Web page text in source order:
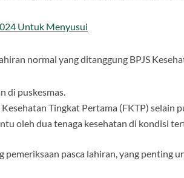
Untuk Menyusui
normal yang ditanggung BPJS
di puskesmas.
Tingkat Pertama (FKTP) selain
oleh dua tenaga kesehatan di kondisi
pemeriksaan pasca lahiran, yang penting